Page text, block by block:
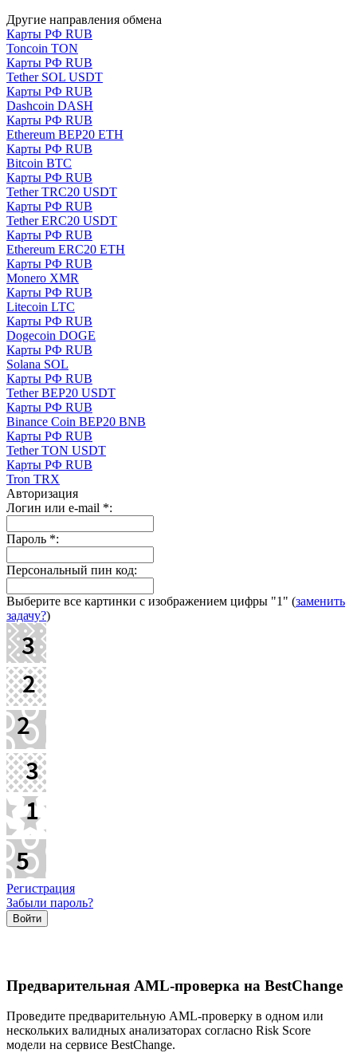
Другие направления обмена
Карты РФ RUB
Toncoin TON
Карты РФ RUB
Tether SOL USDT
Карты РФ RUB
Dashcoin DASH
Карты РФ RUB
Ethereum BEP20 ETH
Карты РФ RUB
Bitcoin BTC
Карты РФ RUB
Tether TRC20 USDT
Карты РФ RUB
Tether ERC20 USDT
Карты РФ RUB
Ethereum ERC20 ETH
Карты РФ RUB
Monero XMR
Карты РФ RUB
Litecoin LTC
Карты РФ RUB
Dogecoin DOGE
Карты РФ RUB
Solana SOL
Карты РФ RUB
Tether BEP20 USDT
Карты РФ RUB
Binance Coin BEP20 BNB
Карты РФ RUB
Tether TON USDT
Карты РФ RUB
Tron TRX
Авторизация
Логин или e-mail *:
Пароль *:
Персональный пин код:
Выберите все картинки с изображением цифры "1" (заменить
задачу?)
Регистрация
Забыли пароль?
Предварительная AML-проверка на BestChange
Проведите предварительную AML-проверку в одном или
нескольких валидных анализаторах согласно Risk Score
модели на сервисе BestChange.